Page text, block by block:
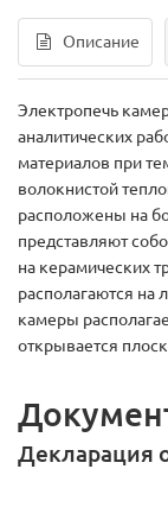
Описание
Электропечь
аналитических
материалов при
волокнистой
расположены на
представляют
на керамических
располагаются на
камеры
открывается
Декларация